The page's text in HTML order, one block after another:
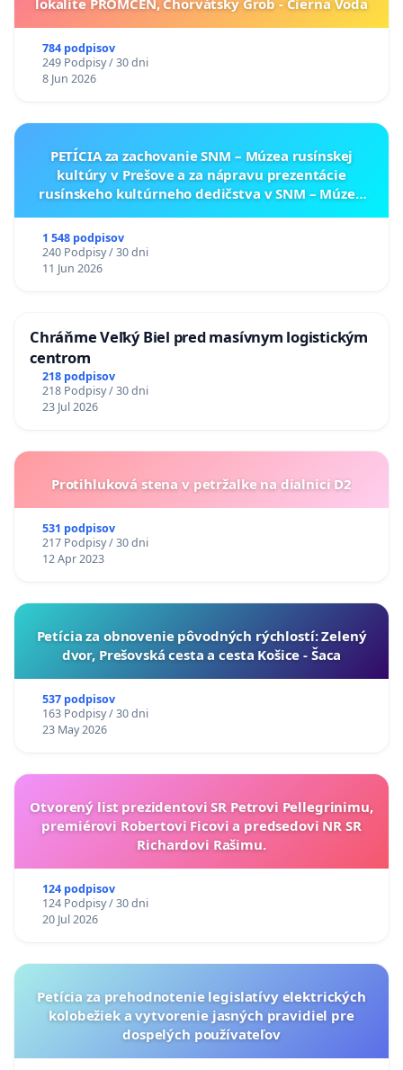
lokalite PROMCEN, Chorvátsky Grob - Čierna Voda
784 podpisov
249 Podpisy / 30 dni
8 Jun 2026
PETÍCIA za zachovanie SNM – Múzea rusínskej
kultúry v Prešove a za nápravu prezentácie
rusínskeho kultúrneho dedičstva v SNM – Múzeu
1 548 podpisov
240 Podpisy / 30 dni
11 Jun 2026
Chráňme Veľký Biel pred masívnym logistickým
centrom
218 podpisov
218 Podpisy / 30 dni
23 Jul 2026
Protihluková stena v petržalke na dialnici D2
531 podpisov
217 Podpisy / 30 dni
12 Apr 2023
​Petícia za obnovenie pôvodných rýchlostí: Zelený
dvor, Prešovská cesta a cesta Košice - Šaca
537 podpisov
163 Podpisy / 30 dni
23 May 2026
Otvorený list prezidentovi SR Petrovi Pellegrinimu,
premiérovi Robertovi Ficovi a predsedovi NR SR
Richardovi Rašimu.
124 podpisov
124 Podpisy / 30 dni
20 Jul 2026
Petícia za prehodnotenie legislatívy elektrických
kolobežiek a vytvorenie jasných pravidiel pre
dospelých používateľov